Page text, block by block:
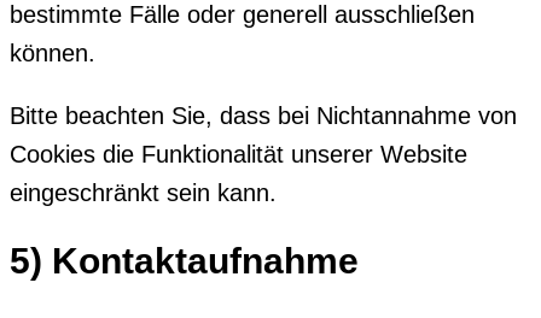
bestimmte Fälle oder generell ausschließen
können.
Bitte beachten Sie, dass bei Nichtannahme von
Cookies die Funktionalität unserer Website
eingeschränkt sein kann.
5) Kontaktaufnahme